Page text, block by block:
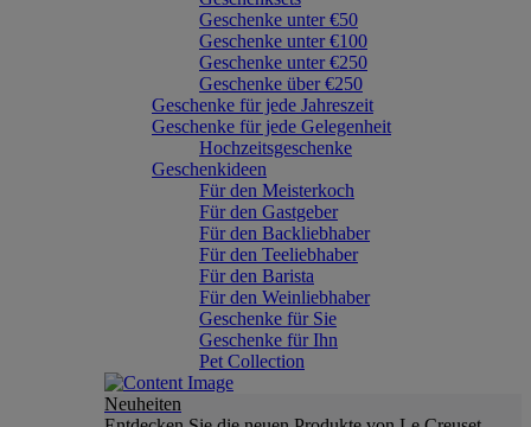
Geschenke unter €50
Geschenke unter €100
Geschenke unter €250
Geschenke über €250
Geschenke für jede Jahreszeit
Geschenke für jede Gelegenheit
Hochzeitsgeschenke
Geschenkideen
Für den Meisterkoch
Für den Gastgeber
Für den Backliebhaber
Für den Teeliebhaber
Für den Barista
Für den Weinliebhaber
Geschenke für Sie
Geschenke für Ihn
Pet Collection
Neuheiten